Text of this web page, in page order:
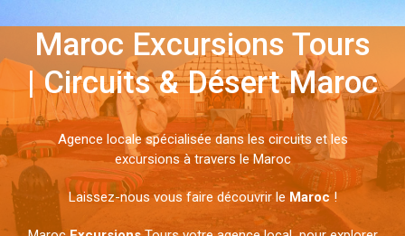
Maroc Excursions Tours
| Circuits & Désert Maroc
Agence locale spécialisée dans les circuits et les
excursions à travers le Maroc
Laissez-nous vous faire découvrir le Maroc!